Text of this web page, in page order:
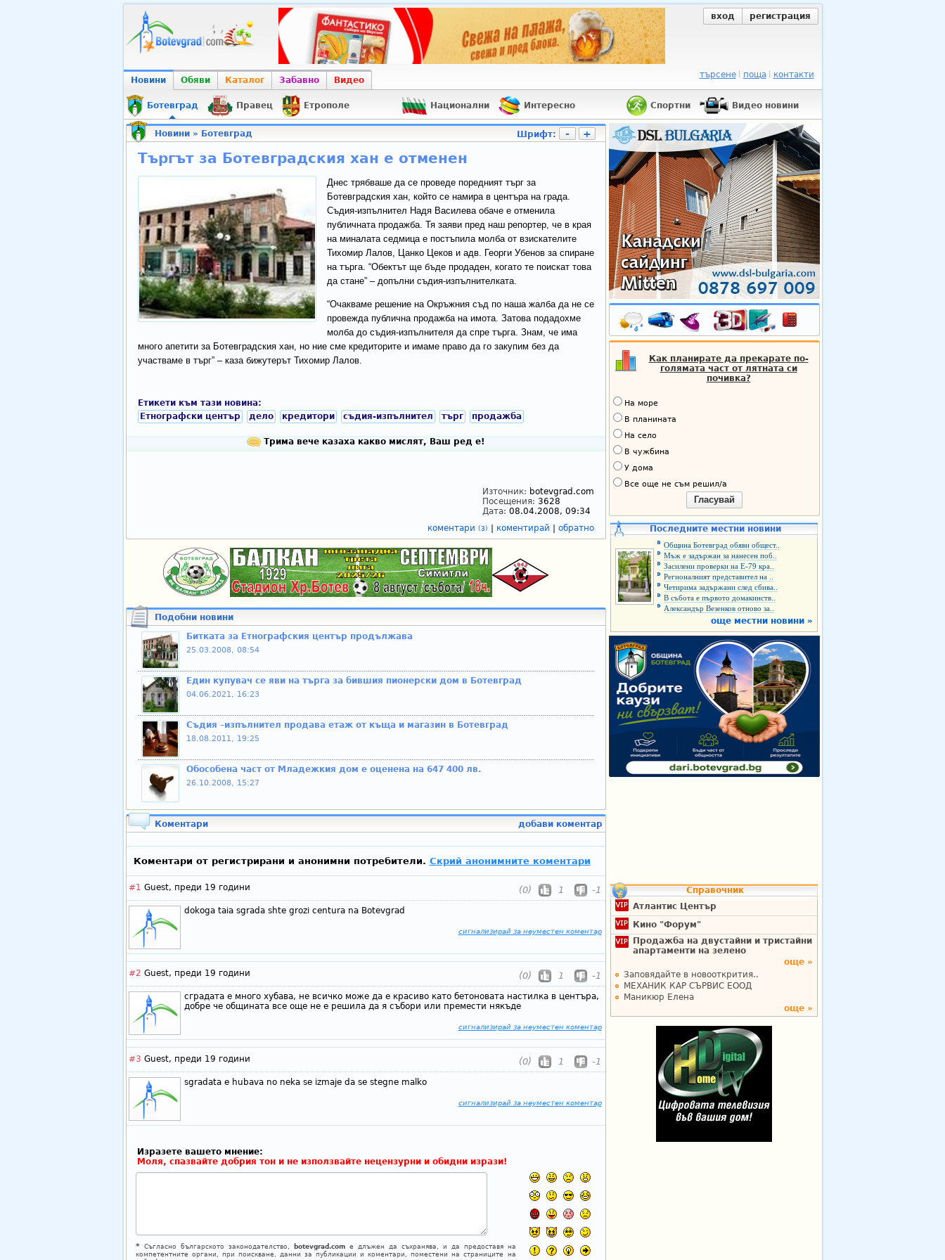
вход регистрация
Новини Обяви Каталог Забавно Видео
търсене поща контакти
Ботевград Правец Етрополе Национални Интересно Спортни Видео новини
Новини» Ботевград Шрифт: - +
Търгът за Ботевградския хан е отменен
Днес трябваше да се проведе поредният търг за
Ботевградския хан, който се намира в центъра на града.
Съдия-изпълнител Надя Василева обаче е отменила
публичната продажба. Тя заяви пред наш репортер, че в края
на миналата седмица е постъпила молба от взискателите
Тихомир Лалов, Цанко Цеков и адв. Георги Убенов за спиране
на търга. “Обектът ще бъде продаден, когато те поискат това
да стане” – допълни съдия-изпълнителката.
“Очакваме решение на Окръжния съд по наша жалба да не се
провежда публична продажба на имота. Затова подадохме
молба до съдия-изпълнителя да спре търга. Знам, че има
много апетити за Ботевградския хан, но ние сме кредиторите и имаме право да го закупим без да
участваме в търг” – каза бижутерът Тихомир Лалов.
Етикети към тази новина:
Етнографски център
дело кредитори съдия-изпълнител търг продажба
Трима вече казаха какво мислят, Ваш ред е!
Източник: botevgrad.com
Посещения: 3628
Дата: 08.04.2008, 09:34
коментари (3) коментирай обратно
Подобни новини
Битката за Етнографския център продължава
25.03.2008, 08:54
Един купувач се яви на търга за бившия пионерски дом в Ботевград
04.06.2021, 16:23
Съдия –изпълнител продава етаж от къща и магазин в Ботевград
18.08.2011, 19:25
Обособена част от Младежкия дом е оценена на 647 400 лв.
26.10.2008, 15:27
Коментари добави коментар
Коментари от регистрирани и анонимни потребители. Скрий анонимните коментари
#1 Guest, преди 19 години (0) 1 -1
dokoga taia sgrada shte grozi centura na Botevgrad
сигнализирай за неуместен коментар
#2 Guest, преди 19 години (0) 1 -1
сградата е много хубава, не всичко може да е красиво като бетоновата настилка в центъра,
добре че общината все още не е решила да я събори или премести някъде
сигнализирай за неуместен коментар
#3 Guest, преди 19 години (0) 1 -1
sgradata e hubava no neka se izmaje da se stegne malko
сигнализирай за неуместен коментар
Изразете вашето мнение:
Моля, спазвайте добрия тон и не използвайте нецензурни и обидни изрази!
*Съгласно българското законодателство, botevgrad.comе длъжен да съхранява, и да предоставя на
компетентните органи, при поискване, данни за публикации и коментари, поместени на страниците на
Как планирате да прекарате по-
голямата част от лятната си
почивка?
На море
В планината
На село
В чужбина
У дома
Все още не съм решил/а
Гласувай
Последните местни новини
Община Ботевград обяви общест..
Мъж е задържан за нанесен поб..
Засилени проверки на Е-79 кра..
Регионалният представител на ..
Четирима задържани след сбива..
В събота е първото домакинств..
Александър Везенков отново за..
още местни новини »
Справочник
Атлантис Център
Кино "Форум"
Продажба на двустайни и тристайни
апартаменти на зелено
още »
Заповядайте в новооткрития..
МЕХАНИК КАР СЪРВИС ЕООД
Маникюр Елена
още »